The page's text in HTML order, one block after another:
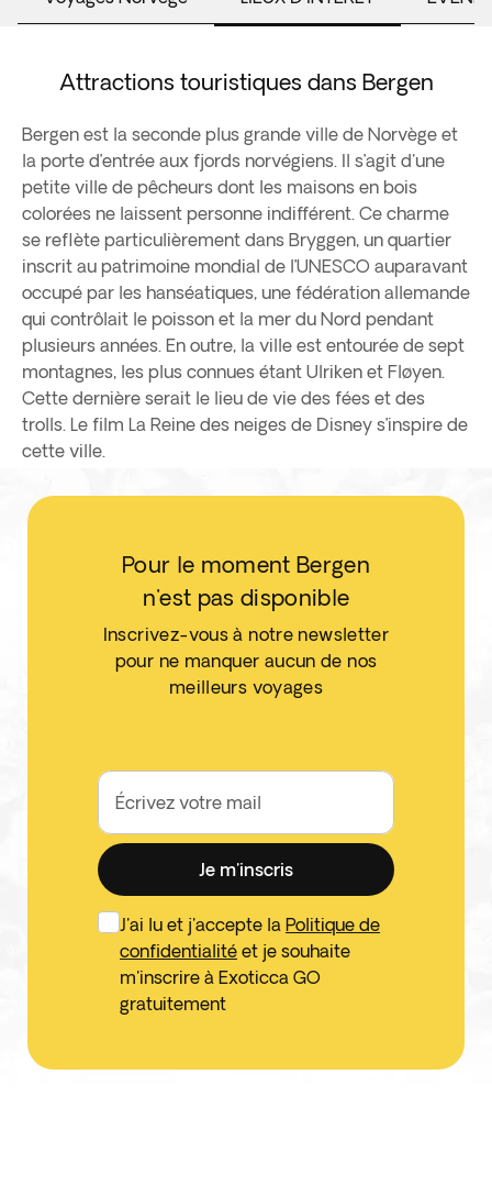
Attractions touristiques dans Bergen
Bergen est la seconde plus grande ville de Norvège et
la porte d’entrée aux fjords norvégiens. Il s’agit d'une
petite ville de pêcheurs dont les maisons en bois
colorées ne laissent personne indifférent. Ce charme
se reflète particulièrement dans Bryggen, un quartier
inscrit au patrimoine mondial de l’UNESCO auparavant
occupé par les hanséatiques, une fédération allemande
qui contrôlait le poisson et la mer du Nord pendant
plusieurs années. En outre, la ville est entourée de sept
montagnes, les plus connues étant Ulriken et Fløyen.
Cette dernière serait le lieu de vie des fées et des
trolls. Le film La Reine des neiges de Disney s’inspire de
cette ville.
Pour le moment Bergen
n'est pas disponible
Inscrivez-vous à notre newsletter
pour ne manquer aucun de nos
meilleurs voyages
Écrivez votre mail
Je m'inscris
J'ai lu et j'accepte la Politique de
confidentialité et je souhaite
m'inscrire à Exoticca GO
gratuitement